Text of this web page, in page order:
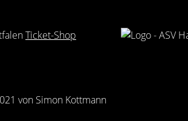
Ticket-Shop
von Simon Kottmann